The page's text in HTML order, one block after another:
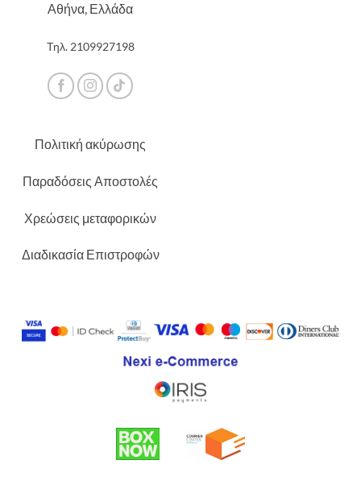
Αθήνα, Ελλάδα
Τηλ. 2109927198
Πολιτική ακύρωσης
Παραδόσεις Αποστολές
Χρεώσεις μεταφορικών
Διαδικασία Επιστροφών